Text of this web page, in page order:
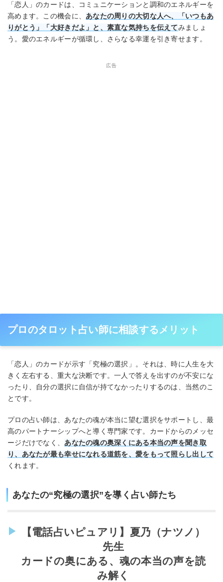
「恋人」のカードは、コミュニケーションと調和のエネルギーを
高めます。この機会に、 あなたの周りの大切な人へ、「いつもあ
りがとう」「大好きだよ」と、素直な気持ちを伝えてみましょ
う。愛のエネルギーが循環し、さらなる幸運を引き寄せます。
広告
プロのタロット占い師に相談するメリット
「恋人」のカードが示す「究極の選択」。それは、時に人生を大
きく左右する、重大な決断です。一人で答えを出すのが不安にな
ったり、自分の選択に自信が持てなかったりするのは、当然のこ
とです。
プロの占い師は、あなたの魂が本当に望む選択をサポートし、最
高のパートナーシップへと導く専門家です。カードからのメッセ
ージだけでなく、 あなたの魂の奥深くにある本当の声を聞き取
り、あなたが最も幸せになれる道筋を、愛をもって照らし出して
くれます。
あなたの“究極の選択”を導く占い師たち
【電話占いピュアリ】夏乃（ナツノ）
先生
カードの奥にある、魂の本当の声を読
み解く